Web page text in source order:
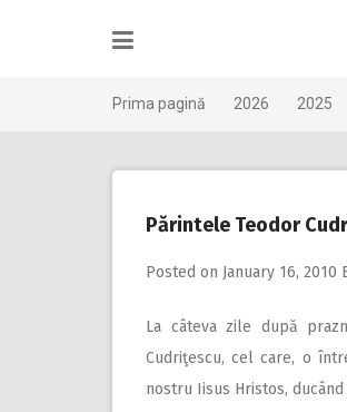
Prima pagină 2026 2025
Părintele Teodor
Posted on January 16, 2010
La câteva zile după
Cudriţescu, cel care, o
nostru Iisus Hristos,